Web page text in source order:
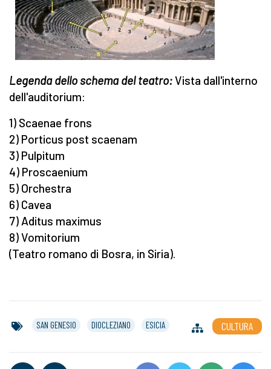
Legenda dello schema del teatro:Vista dall'interno
dell'auditorium:
1) Scaenae frons
2) Porticus post scaenam
3) Pulpitum
4) Proscaenium
5) Orchestra
6) Cavea
7) Aditus maximus
8) Vomitorium
(Teatro romano di Bosra, in Siria).
SAN GENESIO DIOCLEZIANO ESICIA CULTURA